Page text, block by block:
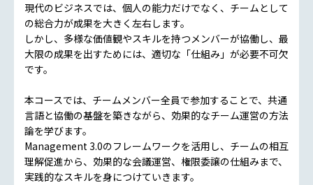
現代のビジネスでは、個人の能力だけでなく、チームとして
の総合力が成果を大きく左右します。
しかし、多様な価値観やスキルを持つメンバーが協働し、最
大限の成果を出すためには、適切な「仕組み」が必要不可欠
です。
本コースでは、チームメンバー全員で参加することで、共通
言語と協働の基盤を築きながら、効果的なチーム運営の方法
論を学びます。
Management 3.0のフレームワークを活用し、チームの相互
理解促進から、効果的な会議運営、権限委譲の仕組みまで、
実践的なスキルを身につけていきます。